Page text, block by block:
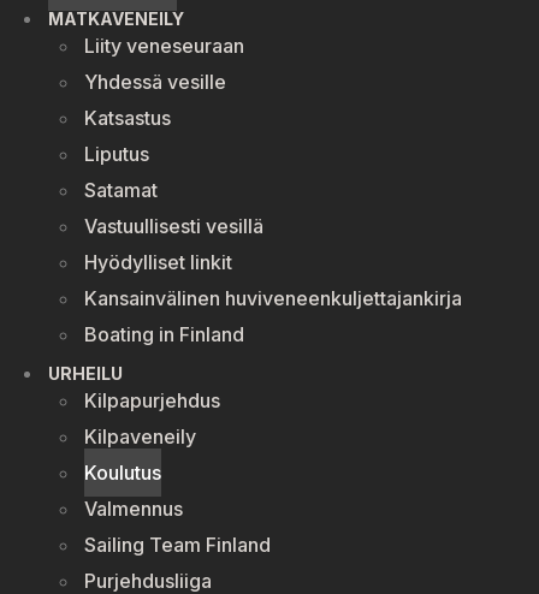
MATKAVENEILY
Liity veneseuraan
Yhdessä vesille
Katsastus
Liputus
Satamat
Vastuullisesti vesillä
Hyödylliset linkit
Kansainvälinen huviveneenkuljettajankirja
Boating in Finland
URHEILU
Kilpapurjehdus
Kilpaveneily
Koulutus
Valmennus
Sailing Team Finland
Purjehdusliiga